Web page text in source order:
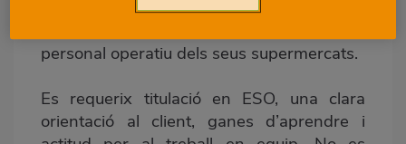
supermercats propis. Els llocs que
personal operatiu dels seus supermercats.
Es requerix titulació en ESO, una clara
orientació al client, ganes d’aprendre i